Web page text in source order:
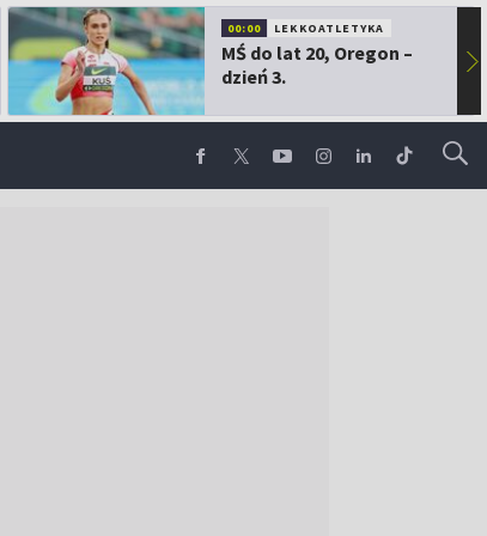
00:00 LEKKOATLETYKA
MŚ do lat 20, Oregon –
dzień 3.
▶